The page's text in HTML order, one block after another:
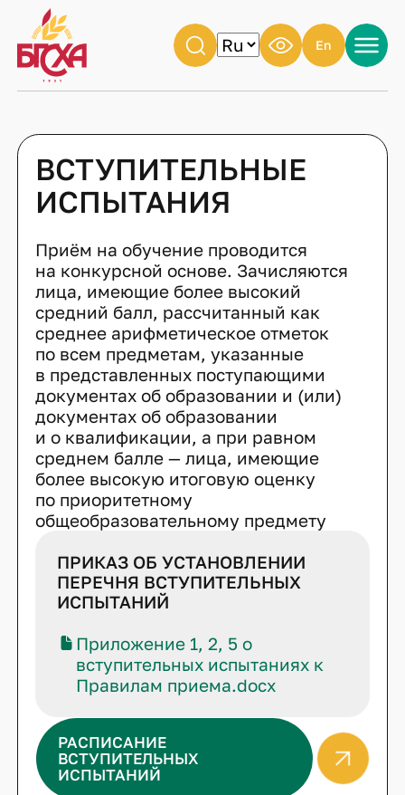
En
ВСТУПИТЕЛЬНЫЕ
ИСПЫТАНИЯ
Приём на обучение проводится
на конкурсной основе. Зачисляются
лица, имеющие более высокий
средний балл, рассчитанный как
среднее арифметическое отметок
по всем предметам, указанные
в представленных поступающими
документах об образовании и (или)
документах об образовании
и о квалификации, а при равном
среднем балле — лица, имеющие
более высокую итоговую оценку
по приоритетному
общеобразовательному предмету
ПРИКАЗ ОБ УСТАНОВЛЕНИИ
ПЕРЕЧНЯ ВСТУПИТЕЛЬНЫХ
ИСПЫТАНИЙ
Приложение 1, 2, 5 о
вступительных испытаниях к
Правилам приема.docx
РАСПИСАНИЕ
ВСТУПИТЕЛЬНЫХ
ИСПЫТАНИЙ